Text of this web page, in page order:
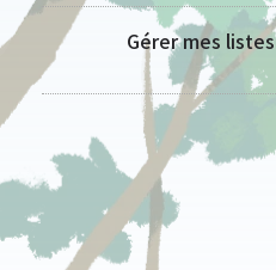
Gérer mes listes